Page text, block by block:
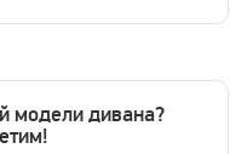
модели дивана?